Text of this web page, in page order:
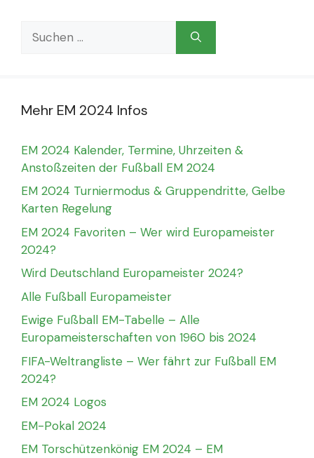
Suchen
nach:
Mehr EM 2024 Infos
EM 2024 Kalender, Termine, Uhrzeiten &
Anstoßzeiten der Fußball EM 2024
EM 2024 Turniermodus & Gruppendritte, Gelbe
Karten Regelung
EM 2024 Favoriten – Wer wird Europameister
2024?
Wird Deutschland Europameister 2024?
Alle Fußball Europameister
Ewige Fußball EM-Tabelle – Alle
Europameisterschaften von 1960 bis 2024
FIFA-Weltrangliste – Wer fährt zur Fußball EM
2024?
EM 2024 Logos
EM-Pokal 2024
EM Torschützenkönig EM 2024 – EM